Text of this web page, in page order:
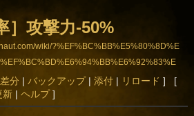
］攻撃力-50%
wiki/?%EF%BC%BB%E5%80%8D%E
差分 | バックアップ| 添付| リロード ] [
新| ヘルプ]